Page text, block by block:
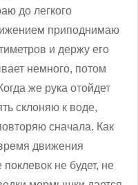
до легкого
приподнимаю
и держу его
немного, потом
же рука отойдет
склоняю к воде,
сначала. Как
движения
не будет, не